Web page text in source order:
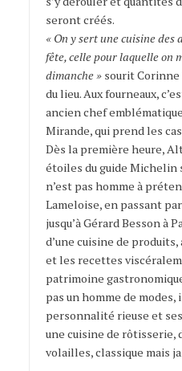
seront créés.
« On y sert une cuisine des
fête, celle pour laquelle on
dimanche »sourit Corinne
du lieu. Aux fourneaux,
ancien chef
Mirande, qui prend les
Dès la première heure,
étoiles du guide Michelin
n’est pas homme à
Lameloise, en passant
jusqu’à Gérard Besson à
d’une cuisine de
et les recettes
patrimoine
pas un homme de modes,
personnalité rieuse et
une cuisine de rôtisserie,
volailles, classique mais